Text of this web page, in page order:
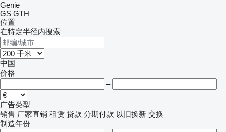
Genie
GS GTH
位置
在特定半径内搜索
中国
价格
–
广告类型
销售 厂家直销 租赁 贷款 分期付款 以旧换新 交换
制造年份